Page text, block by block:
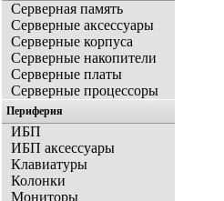
Серверная память
Серверные аксессуары
Серверные корпуса
Серверные накопители
Серверные платы
Серверные процессоры
Периферия
ИБП
ИБП аксессуары
Клавиатуры
Колонки
Мониторы